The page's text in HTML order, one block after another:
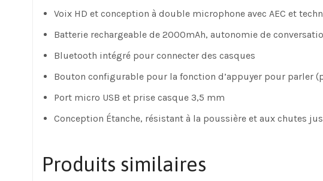
Voix HD et conception à double microphone avec AEC et
Batterie rechargeable de 2000mAh, autonomie de
Bluetooth intégré pour connecter des casques
Bouton configurable pour la fonction d’appuyer pour parler
Port micro USB et prise casque 3,5 mm
Conception Étanche, résistant à la poussière et aux chutes
Produits similaires